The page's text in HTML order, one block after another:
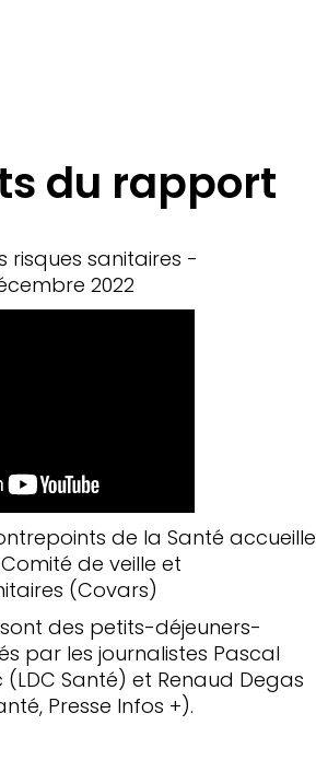
du rapport
risques sanitaires -
2022
de la Santé accueille
de veille et
(Covars)
des petits-déjeuners-
par les journalistes Pascal
Santé) et Renaud Degas
Presse Infos +).